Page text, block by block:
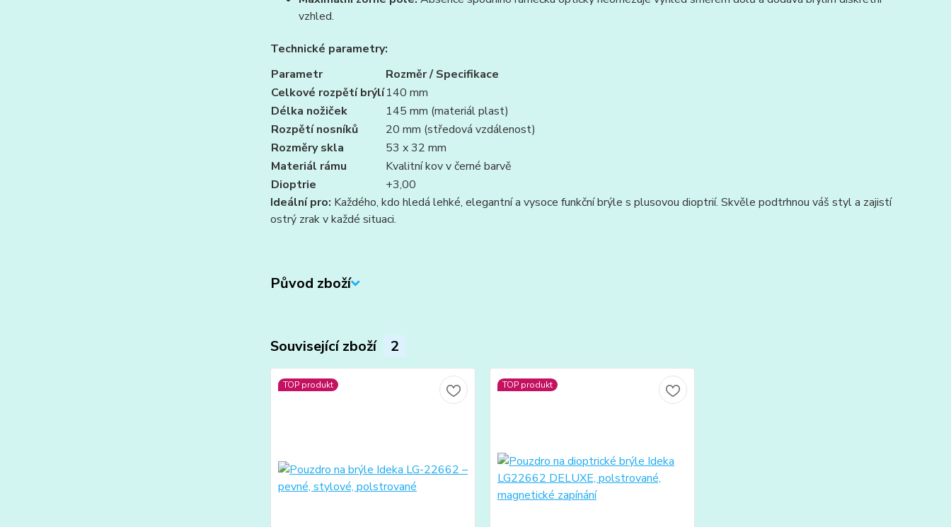
vzhled.
Technické parametry:
Parametr
Rozměr / Specifikace
Celkové rozpětí brýlí140 mm
Délka nožiček
145 mm (materiál plast)
Rozpětí nosníků
20 mm (středová vzdálenost)
Rozměry skla
53 x 32 mm
Materiál rámu
Kvalitní kov v černé barvě
Dioptrie
+3,00
Ideální pro: Každého, kdo hledá lehké, elegantní a vysoce funkční brýle s plusovou dioptrií. Skvěle podtrhnou váš styl a zajistí
ostrý zrak v každé situaci.
Původ zboží
Související zboží 2
TOP produkt TOP produkt